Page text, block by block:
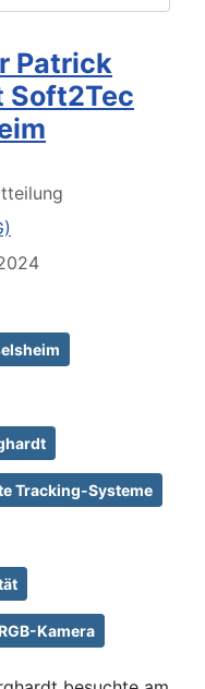
Patrick
Soft2Tec
Tracking-Systeme
Kamera